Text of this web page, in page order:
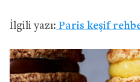
İlgili yazı: Paris keşif